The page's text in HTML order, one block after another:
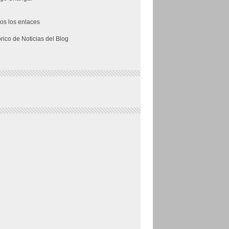
los enlaces
de Noticias del Blog